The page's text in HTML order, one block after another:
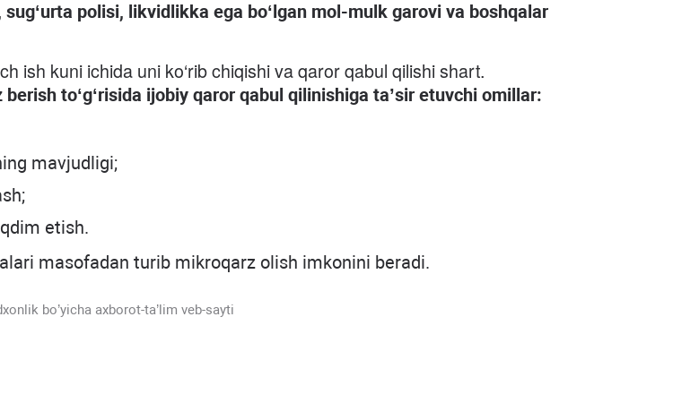
polisi, likvidlikka ega bo‘lgan mol-mulk garovi va boshqalar
ish kuni ichida uni ko‘rib chiqishi va qaror qabul qilishi shart.
to‘g‘risida ijobiy qaror qabul qilinishiga ta’sir etuvchi omillar:
mavjudligi;
etish.
masofadan turib mikroqarz olish imkonini beradi.
bo’yicha axborot-ta’lim veb-sayti